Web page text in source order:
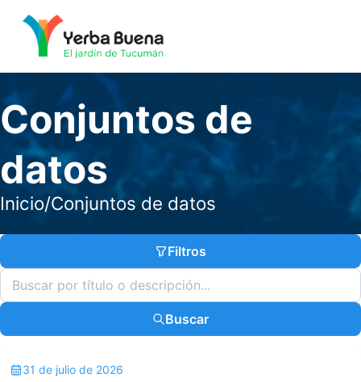
Conjuntos de
datos
Inicio/Conjuntos de datos
Filtros
Buscar
31 de julio de 2026